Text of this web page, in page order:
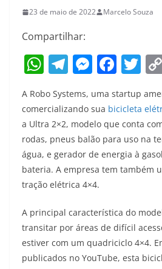
23 de maio de 2022 Marcelo Souza
Compartilhar:
W
at
s
A
p
p
T
e
gr
a
m
M
ss
e
n
g
er
F
c
e
b
o
o
T
itt
er
A Robo Systems, uma startup
comercializando sua bicicleta
a Ultra 2×2, modelo que conta
rodas, pneus balão para uso na
água, e gerador de energia à
bateria. A empresa tem também
tração elétrica 4×4.
A principal característica do
transitar por áreas de difícil
estiver com um quadriciclo 4×4.
publicados no YouTube, esta